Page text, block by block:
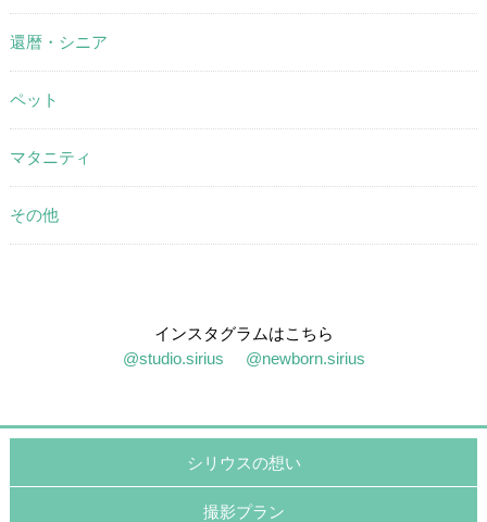
還暦・シニア
ペット
マタニティ
その他
インスタグラムはこちら
@studio.sirius
@newborn.sirius
シリウスの想い
撮影プラン